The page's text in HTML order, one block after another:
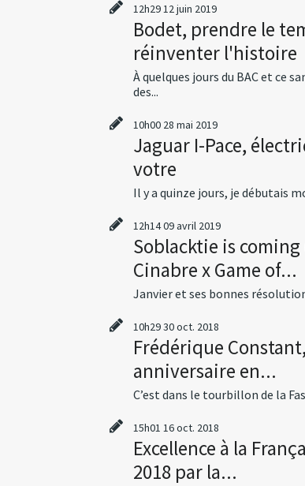
12h2912juin 2019
Bodet, prendre le
réinventer l'histoire
À quelques jours du BAC et ce
des...
10h00 28 mai 2019
Jaguar I-Pace,
votre
Il y a quinze jours, je débutais
12h1409avril 2019
Soblacktie is coming
Cinabre x Game of...
Janvier et ses bonnes
10h2930oct. 2018
Frédérique
anniversaire en...
C’est dans le tourbillon de la
15h01 16oct. 2018
Excellence à la
2018 par la...